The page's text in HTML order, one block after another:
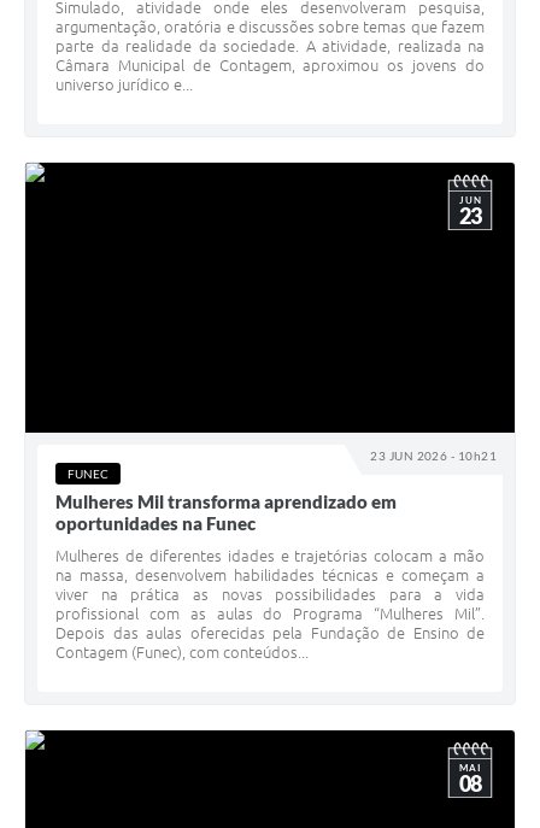
Simulado, atividade onde eles desenvolveram pesquisa,
argumentação, oratória e discussões sobre temas que fazem
parte da realidade da sociedade. A atividade, realizada na
Câmara Municipal de Contagem, aproximou os jovens do
universo jurídico e...
23 JUN 2026 - 10h21
JUN
23
FUNEC
Mulheres Mil transforma aprendizado em
oportunidades na Funec
Mulheres de diferentes idades e trajetórias colocam a mão
na massa, desenvolvem habilidades técnicas e começam a
viver na prática as novas possibilidades para a vida
profissional com as aulas do Programa “Mulheres Mil”.
Depois das aulas oferecidas pela Fundação de Ensino de
Contagem (Funec), com conteúdos...
MAI
08